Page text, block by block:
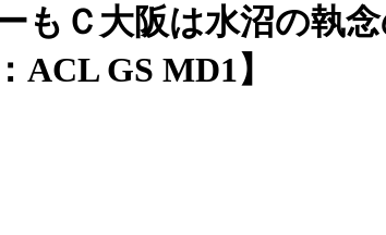
もＣ大阪は水沼の執
GS MD1】